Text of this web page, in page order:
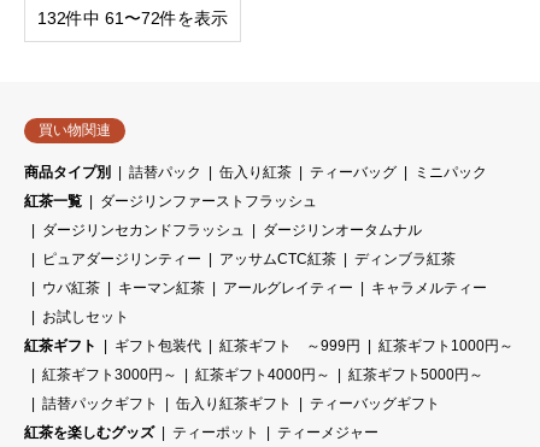
132件中 61〜72件を表示
買い物関連
商品タイプ別 詰替パック 缶入り紅茶 ティーバッグ
ミニパック
紅茶一覧
ダージリンファーストフラッシュ
ダージリンセカンドフラッシュ
ダージリンオータムナル
ピュアダージリンティー
アッサムCTC紅茶
ディンブラ紅茶
ウバ紅茶
キーマン紅茶 アールグレイティー
キャラメルティー
お試しセット
紅茶ギフト
ギフト包装代 紅茶ギフト ～999円
紅茶ギフト1000円～
紅茶ギフト3000円～
紅茶ギフト4000円～
紅茶ギフト5000円～
詰替パックギフト
缶入り紅茶ギフト
ティーバッグギフト
紅茶を楽しむグッズ
ティーポット
ティーメジャー